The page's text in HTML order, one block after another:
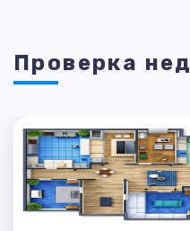
Проверка